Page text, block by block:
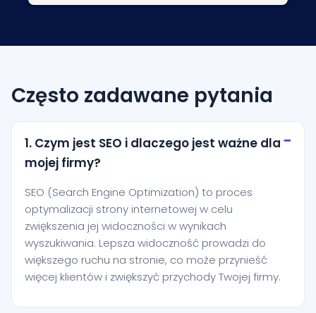
Często zadawane pytania
1. Czym jest SEO i dlaczego jest ważne dla
mojej firmy?
SEO (Search Engine Optimization) to proces
optymalizacji strony internetowej w celu
zwiększenia jej widoczności w wynikach
wyszukiwania. Lepsza widoczność prowadzi do
większego ruchu na stronie, co może przynieść
więcej klientów i zwiększyć przychody Twojej firmy.